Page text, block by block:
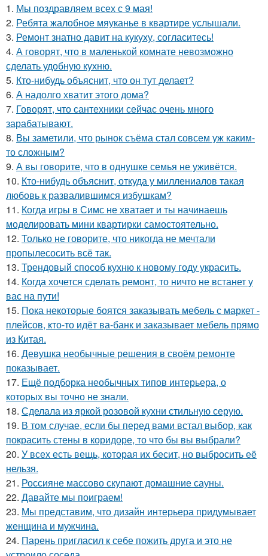
1. Мы поздравляем всех с 9 мая!
2. Ребята жалобное мяуканье в квартире услышали.
3. Ремонт знатно давит на кукуху, согласитесь!
4. А говорят, что в маленькой комнате невозможно
сделать удобную кухню.
5. Кто-нибудь объяснит, что он тут делает?
6. А надолго хватит этого дома?
7. Говорят, что сантехники сейчас очень много
зарабатывают.
8. Вы заметили, что рынок съёма стал совсем уж каким-
то сложным?
9. А вы говорите, что в однушке семья не уживётся.
10. Кто-нибудь объяснит, откуда у миллениалов такая
любовь к развалившимся избушкам?
11. Когда игры в Симс не хватает и ты начинаешь
моделировать мини квартирки самостоятельно.
12. Только не говорите, что никогда не мечтали
пропылесосить всё так.
13. Трендовый способ кухню к новому году украсить.
14. Когда хочется сделать ремонт, то ничто не встанет у
вас на пути!
15. Пока некоторые боятся заказывать мебель с маркет -
плейсов, кто-то идёт ва-банк и заказывает мебель прямо
из Китая.
16. Девушка необычные решения в своём ремонте
показывает.
17. Ещё подборка необычных типов интерьера, о
которых вы точно не знали.
18. Сделала из яркой розовой кухни стильную серую.
19. В том случае, если бы перед вами встал выбор, как
покрасить стены в коридоре, то что бы вы выбрали?
20. У всех есть вещь, которая их бесит, но выбросить её
нельзя.
21. Россияне массово скупают домашние сауны.
22. Давайте мы поиграем!
23. Мы представим, что дизайн интерьера придумывает
женщина и мужчина.
24. Парень пригласил к себе пожить друга и это не